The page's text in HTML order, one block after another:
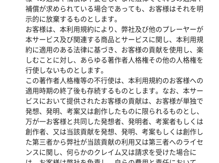
補償が求められている場合であっても、お客様はそれを明
示的に放棄するものとします。
お客様は、本利用規約により、弊社及び他のプレーヤーが
本サービス及び関連する商品とサービスに関し、本利用規
約に適用のある法律に基づき、お客様の貢献を使用し、楽
しむことに対し、あらゆる著作者人格権その他の人格権を
行使しないものとします。
この著作者人格権等の不行使は、本利用規約のお客様への
適用時期の終了後も存続するものとします。なお、本サー
ビスにおいて提供されたお客様の貢献は、お客様が単独で
発想、発明、考案又は創作したものに限られるものとし、
万が一お客様と共同した発想者、発明者、考案者もしくは
創作者、又は当該貢献を発想、発明、考案もしくは創作し
た第三者から弊社が当該貢献の利用又は第三者へのライセ
ンスに関し、何らかのクレイム又は請求を受けた場合に